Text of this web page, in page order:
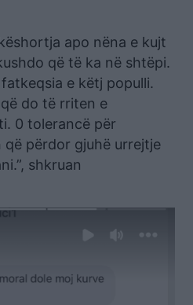
apo nëna e kujt
që të ka në shtëpi.
e këtj populli.
do të rriten e
0 tolerancë për
që përdor gjuhë urrejtje
shkruan